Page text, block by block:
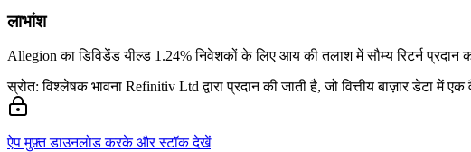
लाभांश
Allegion का डिविडेंड यील्ड 1.24% निवेशकों के लिए आय की तलाश में सौम्य रिटर्न प्रदान
स्रोत: विश्लेषक भावना Refinitiv Ltd द्वारा प्रदान की जाती है, जो वित्तीय बाज़ार
ऐप मुफ़्त डाउनलोड करके और स्टॉक देखें